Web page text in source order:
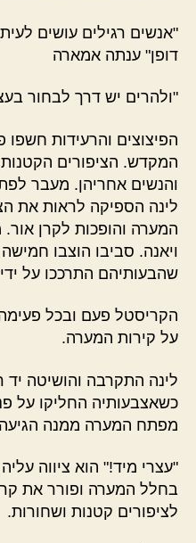
"אנשים רגילים עושים
דופן" ענתה אמארה
"ולהרים יש דרך לבחור
הפיצוצים והרעידות
המקדש. הציפורים הקטנות
והנשים אחריהן. מעבר
לינה הספיקה לראות את
המערה והופכות לקרן
ויאנה. סביבו הוצבו
שהבעותיהם התרככו על
הקריסטל פעם ובכל פעימה
על קירות המערה.
לינה התקרבה והושיטה יד
כשאצבעותיה החליקו על
מפתח המערה ממנה הגיעה
"עצרי מיד!" הוא ציווה
בחלל המערה ופורר את
לציפורים קטנות ושחורות.